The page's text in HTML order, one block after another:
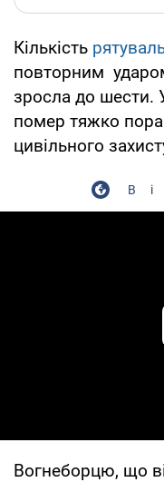
Кількість
повторним
зросла до шести.
помер тяжко
цивільного
Вогнеборцю, що